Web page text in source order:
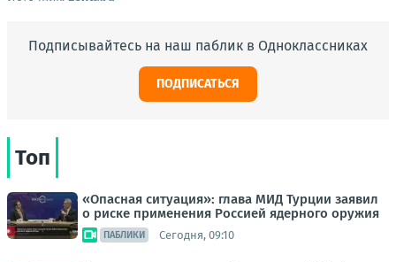
Подписывайтесь на наш паблик в Одноклассниках
ПОДПИСАТЬСЯ
Топ
«Опасная ситуация»: глава МИД Турции заявил
о риске применения Россией ядерного оружия
ПАБЛИКИ Сегодня, 09:10